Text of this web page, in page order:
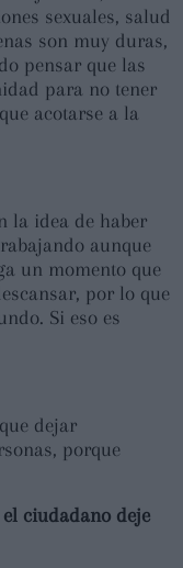
sexuales, salud
son muy duras,
pensar que las
para no tener
acotarse a la
la idea de haber
aunque
un momento que
por lo que
Si eso es
dejar
porque
ciudadano deje